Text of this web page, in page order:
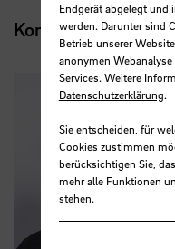
Kontakt
Endgerät abgelegt und
werden. Darunter sind
Betrieb unserer
anonymen
Services. Weitere
Datenschutzerklärung.
Sie entscheiden, für
Cookies zustimmen
berücksichtigen Sie,
mehr alle Funktionen
stehen.